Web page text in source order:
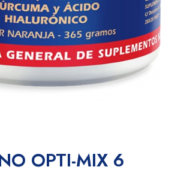
OPTI-MIX 6